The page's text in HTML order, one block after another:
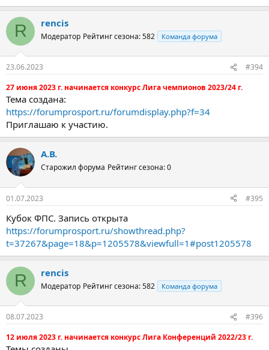
R rencis
Модератор Рейтинг сезона: 582 Команда форума
23.06.2023
#394
27 июня 2023 г. начинается конкурс Лига чемпионов 2023/24 г.
Тема создана:
https://forumprosport.ru/forumdisplay.php?f=34
Приглашаю к участию.
А.В.
Старожил форума Рейтинг сезона: 0
01.07.2023 #395
Кубок ФПС. Запись открыта
https://forumprosport.ru/showthread.php?
t=37267&page=18&p=1205578&viewfull=1#post1205578
R rencis
Модератор Рейтинг сезона: 582 Команда форума
08.07.2023
#396
12 июля 2023 г. начинается конкурс Лига Конференций 2022/23 г.